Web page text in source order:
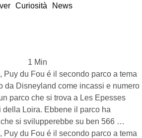
Curiosità
News
1 Min
Puy du Fou é il secondo parco a tema
da Disneyland come incassi e numero
parco che si trova a Les Epesses
Loira. Ebbene il parco ha
si svilupperebbe su ben 566 …
Puy du Fou é il secondo parco a tema